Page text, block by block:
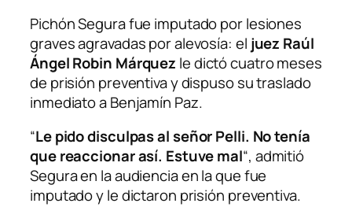
Pichón Segura fue imputado por lesiones
graves agravadas por alevosía: el juez Raúl
Ángel Robin Márquez le dictó cuatro meses
de prisión preventiva y dispuso su traslado
inmediato a Benjamín Paz.
“Le pido disculpas al señor Pelli. No tenía
que reaccionar así. Estuve mal“, admitió
Segura en la audiencia en la que fue
imputado y le dictaron prisión preventiva.